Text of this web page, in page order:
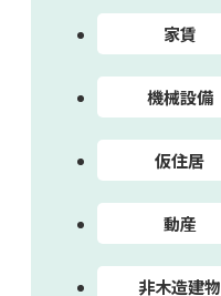
家賃
機械設備
仮住居
動産
非木造建物